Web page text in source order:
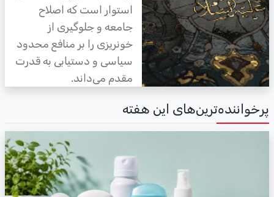
استوار است که اصلاح
جامعه و جلوگیری از
خونریزی را بر منافع محدود
سیاسی و دستیابی به قدرت
مقدم می‌داند.
این هفته